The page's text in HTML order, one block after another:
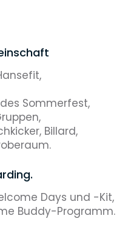
auf, in der
sind,
entscheiden,
können.
Sommerfest,
Billard,
Days und -Kit,
Buddy-Programm.